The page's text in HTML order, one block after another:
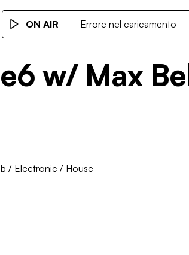
ON AIR Errore nel caricamento
w/ Max
/ Electronic / House